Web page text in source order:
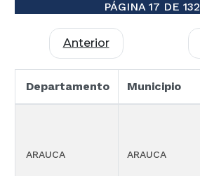
PÁGINA 17 DE 132
Anterior
Departamento Municipio
ARAUCA ARAUCA